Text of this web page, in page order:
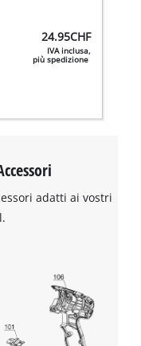
24.95CHF
IVA inclusa,
più spedizione
adatti ai vostri